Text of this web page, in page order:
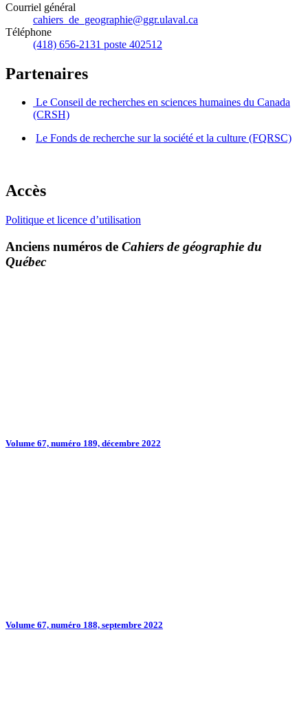
Courriel général
cahiers_de_geographie@ggr.ulaval.ca
Téléphone
(418) 656-2131 poste 402512
Partenaires
Le Conseil de recherches en sciences humaines du Canada
(CRSH)
Le Fonds de recherche sur la société et la culture (FQRSC)
Accès
Politique et licence d’utilisation
Anciens numéros de Cahiers de géographie du
Québec
Volume 67, numéro 189, décembre 2022
Volume 67, numéro 188, septembre 2022